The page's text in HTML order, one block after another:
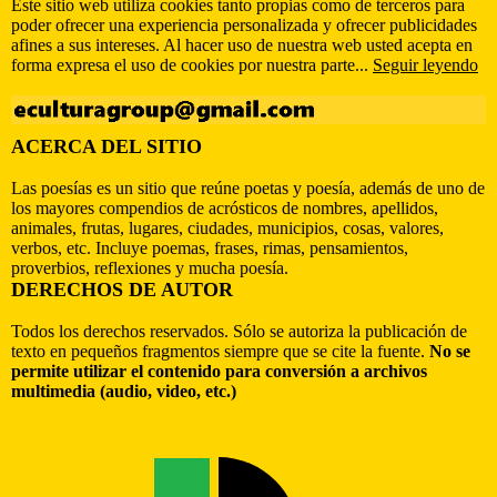
Este sitio web utiliza cookies tanto propias como de terceros para
poder ofrecer una experiencia personalizada y ofrecer publicidades
afines a sus intereses. Al hacer uso de nuestra web usted acepta en
forma expresa el uso de cookies por nuestra parte... Seguir leyendo
ACERCA DEL SITIO
Las poesías es un sitio que reúne poetas y poesía, además de uno de
los mayores compendios de acrósticos de nombres, apellidos,
animales, frutas, lugares, ciudades, municipios, cosas, valores,
verbos, etc. Incluye poemas, frases, rimas, pensamientos,
proverbios, reflexiones y mucha poesía.
DERECHOS DE AUTOR
Todos los derechos reservados. Sólo se autoriza la publicación de
texto en pequeños fragmentos siempre que se cite la fuente. No se
permite utilizar el contenido para conversión a archivos
multimedia (audio, video, etc.)